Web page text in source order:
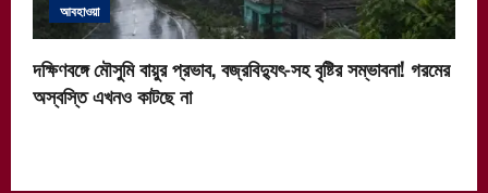
আবহাওয়া
দক্ষিণবঙ্গে মৌসুমি বায়ুর প্রভাব, বজ্রবিদ্যুৎ-সহ বৃষ্টির সম্ভাবনা! গরমের
অস্বস্তি এখনও কাটছে না